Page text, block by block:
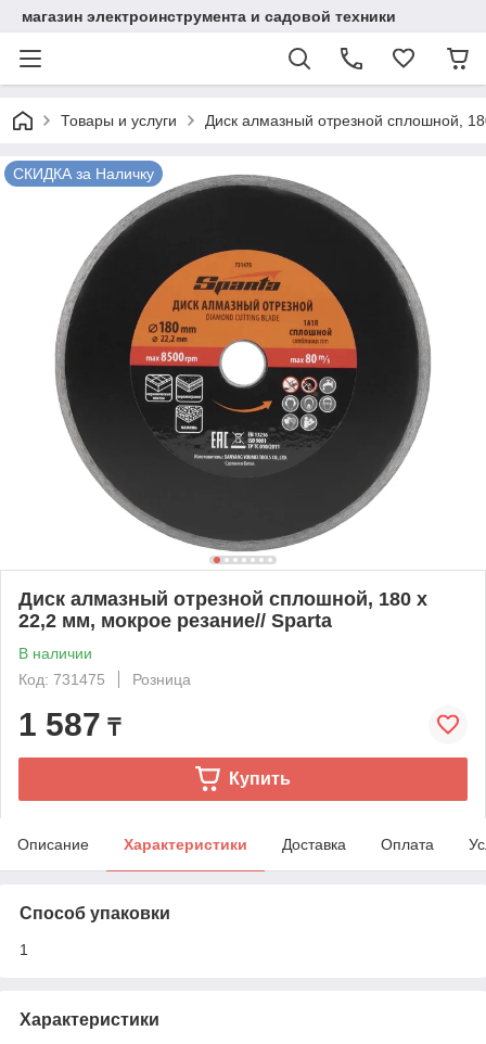
магазин электроинструмента и садовой техники
Товары и услуги Диск алмазный отрезной сплошной,
СКИДКА за Наличку
Диск алмазный отрезной сплошной, 180 х
22,2 мм, мокрое резание// Sparta
В наличии
Код: 731475
Розница
1 587 ₸
Купить
Описание Характеристики Доставка Оплата
Способ упаковки
1
Характеристики